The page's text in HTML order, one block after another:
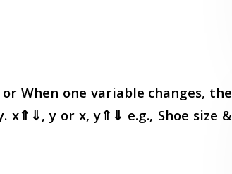
When one variable changes, the
x⇑⇓, y or x, y⇑⇓ e.g., Shoe size &